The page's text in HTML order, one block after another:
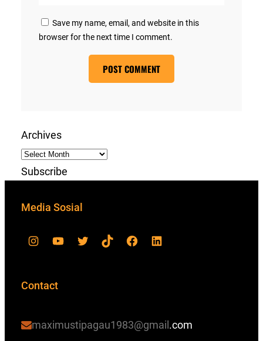
Save my name, email, and website in this
browser for the next time I comment.
Archives
Subscribe
Media Sosial
Contact
maximustipagau1983@gmail.com